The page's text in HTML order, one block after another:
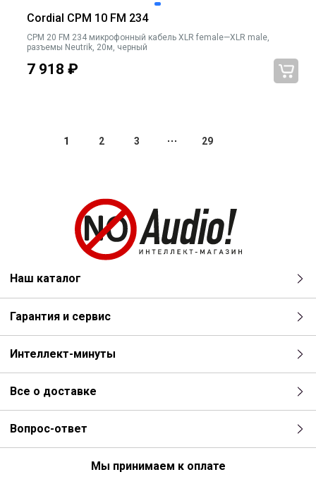
Cordial CPM 10 FM 234
CPM 20 FM 234 микрофонный кабель XLR female—XLR male,
разъемы Neutrik, 20м, черный
7 918 ₽
1 2 3 29
Наш каталог
Гарантия и сервис
Интеллект-минуты
Все о доставке
Вопрос-ответ
Мы принимаем к оплате